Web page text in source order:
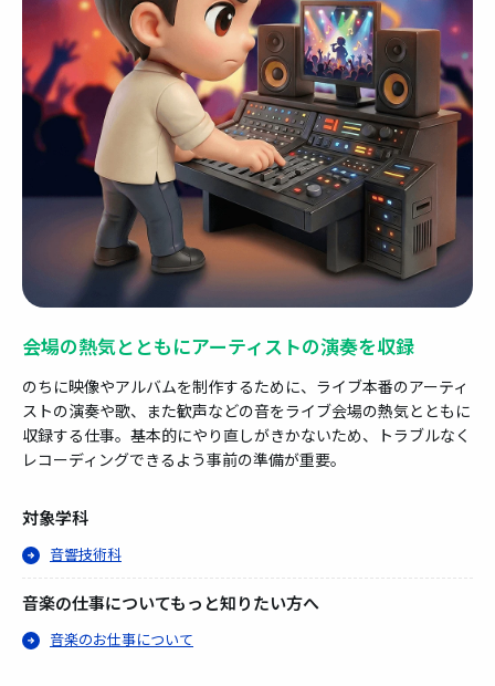
会場の熱気とともにアーティストの演奏を収録
のちに映像やアルバムを制作するために、ライブ本番のアーティ
ストの演奏や歌、また歓声などの音をライブ会場の熱気とともに
収録する仕事。基本的にやり直しがきかないため、トラブルなく
レコーディングできるよう事前の準備が重要。
対象学科
音響技術科
音楽の仕事についてもっと知りたい方へ
音楽のお仕事について